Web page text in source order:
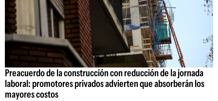
Preacuerdo de la construcción con reducción de la jornada
laboral: promotores privados advierten que absorberán los
mayores costos